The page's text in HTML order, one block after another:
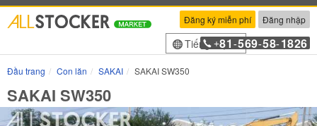
Đăng ký miễn phí Đăng nhập
Tiếng Việt
+81 -569-58-1826
Đầu trang Con lăn SAKAI SAKAI SW350
SAKAI SW350